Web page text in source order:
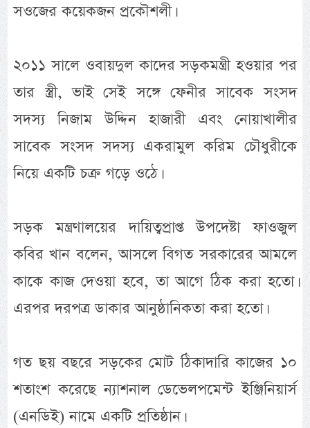
সওজের কয়েকজন প্রকৌশলী।
২০১১ সালে ওবায়দুল কাদের সড়কমন্ত্রী হওয়ার পর
তার স্ত্রী, ভাই সেই সঙ্গে ফেনীর সাবেক সংসদ
সদস্য নিজাম উদ্দিন হাজারী এবং নোয়াখালীর
সাবেক সংসদ সদস্য একরামুল করিম চৌধুরীকে
নিয়ে একটি চক্র গড়ে ওঠে।
সড়ক মন্ত্রণালয়ের দায়িত্বপ্রাপ্ত উপদেষ্টা ফাওজুল
কবির খান বলেন, আসলে বিগত সরকারের আমলে
কাকে কাজ দেওয়া হবে, তা আগে ঠিক করা হতো।
এরপর দরপত্র ডাকার আনুষ্ঠানিকতা করা হতো।
গত ছয় বছরে সড়কের মোট ঠিকাদারি কাজের ১০
শতাংশ করেছে ন্যাশনাল ডেভেলপমেন্ট ইঞ্জিনিয়ার্স
(এনডিই) নামে একটি প্রতিষ্ঠান।